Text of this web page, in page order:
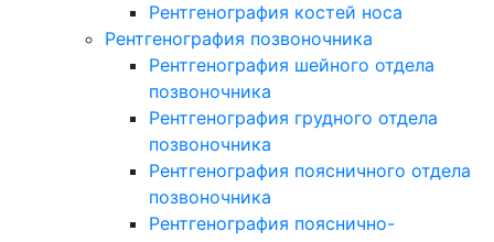
Рентгенография костей носа
Рентгенография позвоночника
Рентгенография шейного отдела
позвоночника
Рентгенография грудного отдела
позвоночника
Рентгенография поясничного отдела
позвоночника
Рентгенография пояснично-